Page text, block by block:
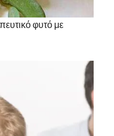
φυτό με